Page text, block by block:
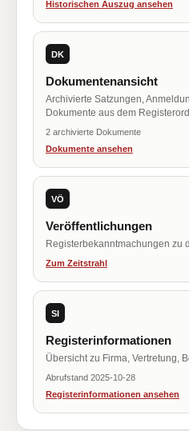
Historischen Auszug ansehen
DK
Dokumentenansicht
Archivierte Satzungen,
Dokumente aus dem
2 archivierte Dokumente
Dokumente ansehen
VÖ
Veröffentlichungen
Registerbekanntmachungen zu
Zum Zeitstrahl
SI
Registerinformationen
Übersicht zu Firma, Vertretung,
Abrufstand 2025-10-28
Registerinformationen ansehen